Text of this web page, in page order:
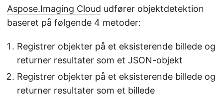
Aspose.Imaging Cloud udfører objektdetektion
baseret på følgende 4 metoder:
Registrer objekter på et eksisterende billede og
returner resultater som et JSON-objekt
Registrer objekter på et eksisterende billede og
returner resultater som et billede